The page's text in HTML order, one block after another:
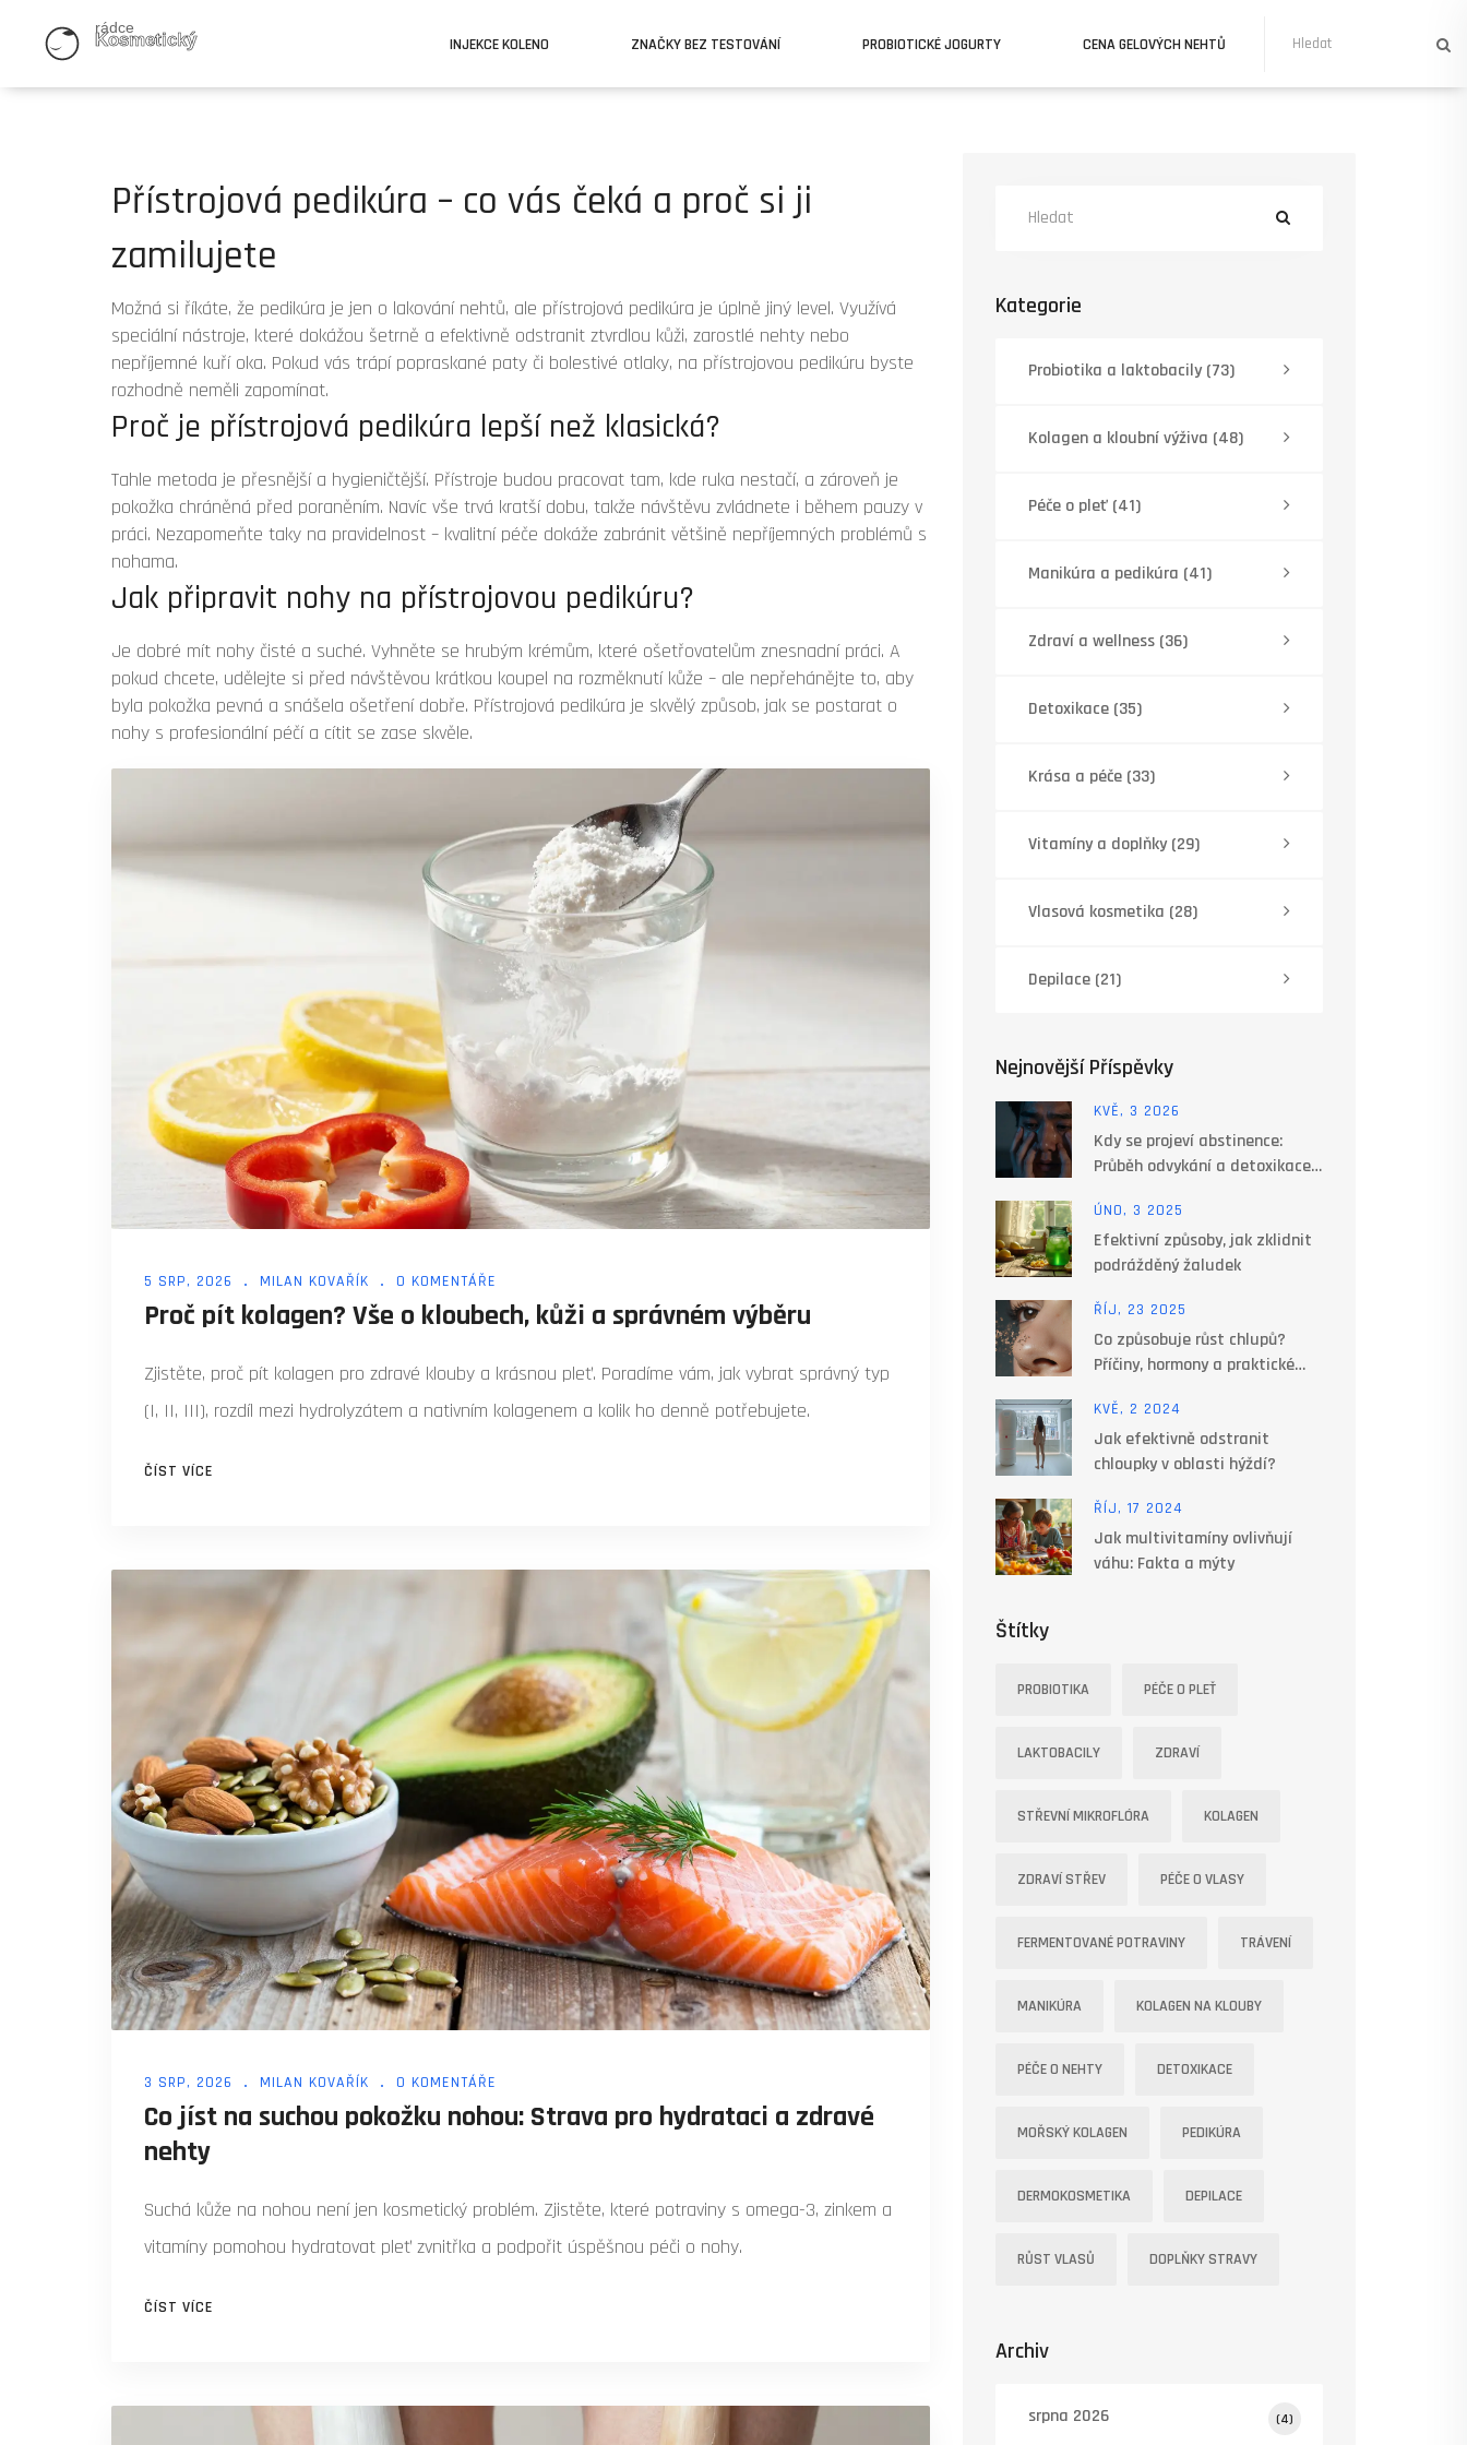
INJEKCE KOLENO ZNAČKY BEZ TESTOVÁNÍ PROBIOTICKÉ JOGURTY CENA GELOVÝCH NEHTŮ
Přístrojová pedikúra – co vás čeká a proč si ji
zamilujete
Možná si říkáte, že pedikúra je jen o lakování nehtů, ale přístrojová pedikúra je úplně jiný level. Využívá
speciální nástroje, které dokážou šetrně a efektivně odstranit ztvrdlou kůži, zarostlé nehty nebo
nepříjemné kuří oka. Pokud vás trápí popraskané paty či bolestivé otlaky, na přístrojovou pedikúru byste
rozhodně neměli zapomínat.
Proč je přístrojová pedikúra lepší než klasická?
Tahle metoda je přesnější a hygieničtější. Přístroje budou pracovat tam, kde ruka nestačí, a zároveň je
pokožka chráněná před poraněním. Navíc vše trvá kratší dobu, takže návštěvu zvládnete i během pauzy v
práci. Nezapomeňte taky na pravidelnost – kvalitní péče dokáže zabránit většině nepříjemných problémů s
nohama.
Jak připravit nohy na přístrojovou pedikúru?
Je dobré mít nohy čisté a suché. Vyhněte se hrubým krémům, které ošetřovatelům znesnadní práci. A
pokud chcete, udělejte si před návštěvou krátkou koupel na rozměknutí kůže – ale nepřehánějte to, aby
byla pokožka pevná a snášela ošetření dobře. Přístrojová pedikúra je skvělý způsob, jak se postarat o
nohy s profesionální péčí a cítit se zase skvěle.
5 SRP, 2026 MILAN KOVAŘÍK 0 KOMENTÁŘE
Proč pít kolagen? Vše o kloubech, kůži a správném výběru
Zjistěte, proč pít kolagen pro zdravé klouby a krásnou pleť. Poradíme vám, jak vybrat správný typ
(I, II, III), rozdíl mezi hydrolyzátem a nativním kolagenem a kolik ho denně potřebujete.
ČÍST VÍCE
3 SRP, 2026 MILAN KOVAŘÍK 0 KOMENTÁŘE
Co jíst na suchou pokožku nohou: Strava pro hydrataci a zdravé
nehty
Suchá kůže na nohou není jen kosmetický problém. Zjistěte, které potraviny s omega-3, zinkem a
vitamíny pomohou hydratovat pleť zvnitřka a podpořit úspěšnou péči o nohy.
ČÍST VÍCE
Kategorie
Probiotika a laktobacily(73)
Kolagen a kloubní výživa (48)
Péče o pleť (41)
Manikúra a pedikúra (41)
Zdraví a wellness (36)
Detoxikace (35)
Krása a péče (33)
Vitamíny a doplňky(29)
Vlasová kosmetika (28)
Depilace (21)
Nejnovější Příspěvky
KVĚ, 3 2026
Kdy se projeví abstinence:
Průběh odvykání a detoxikace
ÚNO, 3 2025
Efektivní způsoby, jak zklidnit
podrážděný žaludek
ŘÍJ, 23 2025
Co způsobuje růst chlupů?
Příčiny, hormony a praktické
KVĚ, 2 2024
Jak efektivně odstranit
chloupky v oblasti hýždí?
ŘÍJ, 17 2024
Jak multivitamíny ovlivňují
váhu: Fakta a mýty
Štítky
PROBIOTIKA PÉČE O PLEŤ
LAKTOBACILY ZDRAVÍ
STŘEVNÍ MIKROFLÓRA KOLAGEN
ZDRAVÍ STŘEV PÉČE O VLASY
FERMENTOVANÉ POTRAVINY TRÁVENÍ
MANIKÚRA KOLAGEN NA KLOUBY
PÉČE O NEHTY DETOXIKACE
MOŘSKÝ KOLAGEN PEDIKÚRA
DERMOKOSMETIKA DEPILACE
RŮST VLASŮ DOPLŇKY STRAVY
Archiv
srpna 2026 (4)